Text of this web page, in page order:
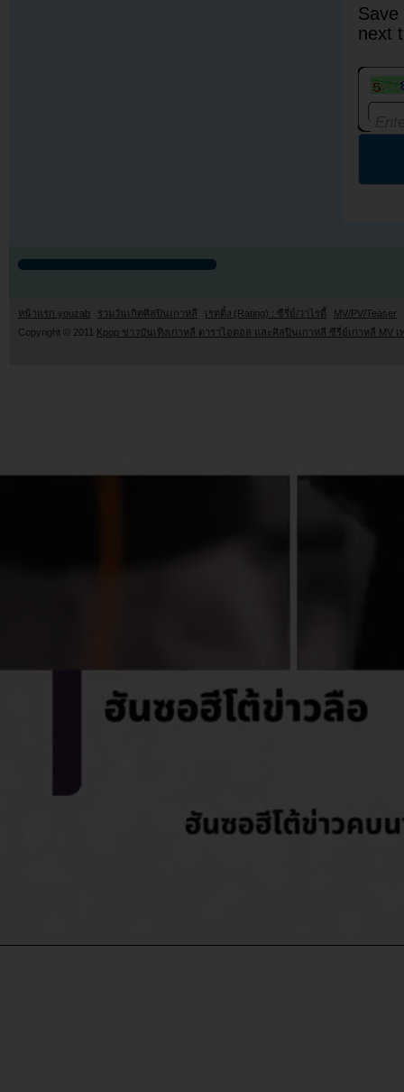
next
หน้าแรก youzab รวมวันเกิดศิลปินเกาหลี เรตติ้ง (Rating) : ซีรี่ย์/วาไรตี้
MV/PV/Teaser
Copyright © 2011 Kpop ข่าวบันเทิงเกาหลี ดาราไอดอล และศิลปินเกาหลี ซีรี่ย์เกาหลี MV